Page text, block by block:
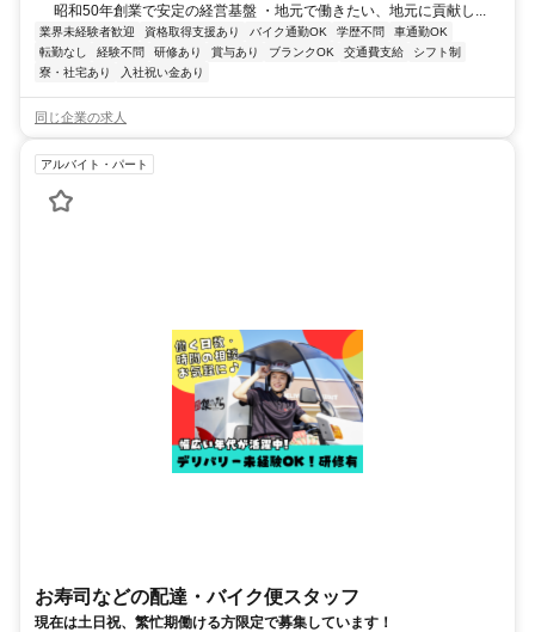
昭和50年創業で安定の経営基盤 ・地元で働きたい、地元に貢献し...
業界未経験者歓迎 資格取得支援あり バイク通勤OK 学歴不問
車通勤OK
転勤なし
経験不問 研修あり 賞与あり ブランクOK 交通費支給
シフト制
寮・社宅あり
入社祝い金あり
同じ企業の求人
アルバイト・パート
お寿司などの配達・バイク便スタッフ
現在は土日祝、繁忙期働ける方限定で募集しています！